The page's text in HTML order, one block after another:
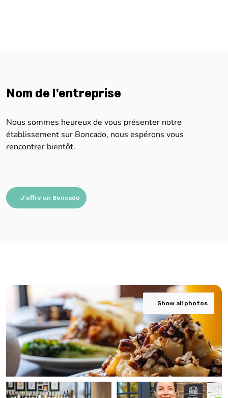
Nom de l'entreprise
Nous sommes heureux de vous présenter notre
établissement sur Boncado, nous espérons vous
rencontrer bientôt.
J'offre un Boncado
Show all photos